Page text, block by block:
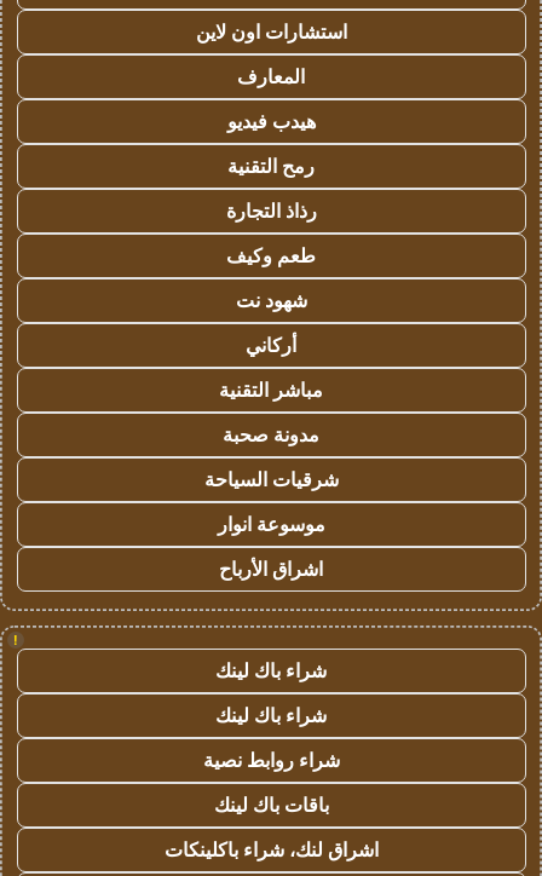
استشارات اون لاين
المعارف
هيدب فيديو
رمح التقنية
رذاذ التجارة
طعم وكيف
شهود نت
أركاني
مباشر التقنية
مدونة صحبة
شرقيات السياحة
موسوعة انوار
اشراق الأرباح
!
شراء باك لينك
شراء باك لينك
شراء روابط نصية
باقات باك لينك
اشراق لنك، شراء باكلينكات